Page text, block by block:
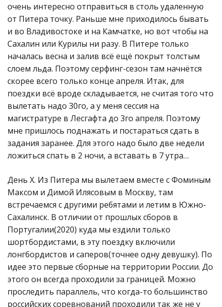
очень интересно отправиться в столь удаленную
от Питера точку. Раньше мне приходилось бывать
и во Владивостоке и на Камчатке, но вот чтобы на
Сахалин или Курилы ни разу. В Питере только
началась весна и залив всё ещё покрыт толстым
слоем льда. Поэтому серфинг-сезон там начнётся
скорее всего только конце апреля. Итак, для
поездки всё вроде складывается, не считая того что
вылетать надо 30го, а у меня сессия на
магистратуре в Лесгафта до 3го апреля. Поэтому
мне пришлось поднажать и постараться сдать в
задания заранее. Для этого надо было две недели
ложиться спать в 2 ночи, а вставать в 7 утра…
День Х. Из Питера мы вылетаем вместе с Фоминым
Максом и Димой Илясовым в Москву, там
встречаемся с другими ребятами и летим в Южно-
Сахалинск. В отличии от прошлых сборов в
Португалии(2020) куда мы ездили только
шортбордистами, в эту поездку включили
лонгбордистов и саперов(точнее одну девушку). По
идее это первые сборные на территории России. До
этого он всегда проходили за границей. Можно
проследить параллель, что когда-то большинство
российских соревнований проходили так же не у